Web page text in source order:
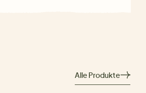
Alle Produkte